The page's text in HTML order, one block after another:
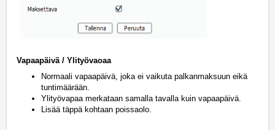
Vapaapäivä / Ylityövaoaa
Normaali vapaapäivä, joka ei vaikuta palkanmaksuun eikä
tuntimäärään.
Ylityövapaa merkataan samalla tavalla kuin vapaapäivä.
Lisää täppä kohtaan poissaolo.